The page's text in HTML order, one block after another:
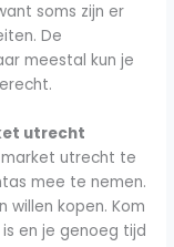
soms zijn er
De
meestal kun je
utrecht
utrecht te
mee te nemen.
willen kopen. Kom
en je genoeg tijd